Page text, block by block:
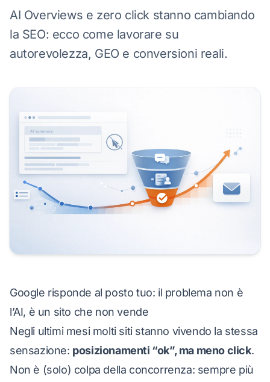
AI Overviews e zero click stanno cambiando
la SEO: ecco come lavorare su
autorevolezza, GEO e conversioni reali.
Google risponde al posto tuo: il problema non è
l’AI, è un sito che non vende
Negli ultimi mesi molti siti stanno vivendo la stessa
sensazione: posizionamenti “ok”, ma meno click.
Non è (solo) colpa della concorrenza: sempre più